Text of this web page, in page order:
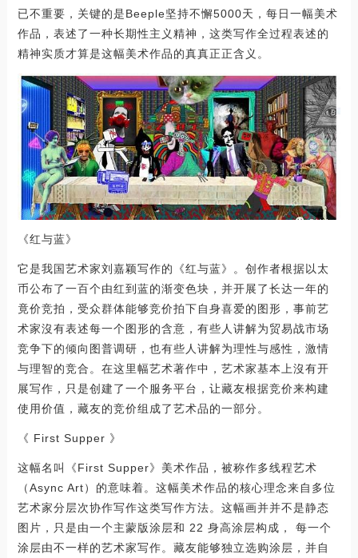
已不重要，关键的是Beeple坚持不懈5000天，每日一幅美术
作品，表述了一种长期性主义精神，这类写作全过程表述的
精神实质才算是这幅美术作品的真真正正含义。
《红与蓝》
它是我国艺术家刘嘉颖写作的《红与蓝》。创作者根据以太
币公布了一百个由红到蓝的渐变色块，并开展了长达一年的
竟价竞拍，受众群体能够竞价拍下自身喜爱的图形，事前艺
术家沒有表述每一个图形的含意，有些人讲解为贸易战市场
竞争下的倾向图普调研，也有些人讲解为理性与感性，激情
与理智的竞合。在这里幅艺术著作中，艺术家基本上沒有开
展写作，只是创建了一个服务平台，让藏友根据竞价来构建
使用价值，藏友的竞价组成了艺术品的一部分。
《 First Supper 》
这幅名叫《First Supper》美术作品，被称作多线程艺术
（Async Art）的意味着。这幅美术作品的核心理念来自多位
艺术家分层次协作写作这类写作方法。这幅画并并不是静态
图片，只是由一个主蒙版涂层和 22 身高涂层构成， 每一个
涂层由不一样的艺术家写作。藏友能够独立选购涂层，并自